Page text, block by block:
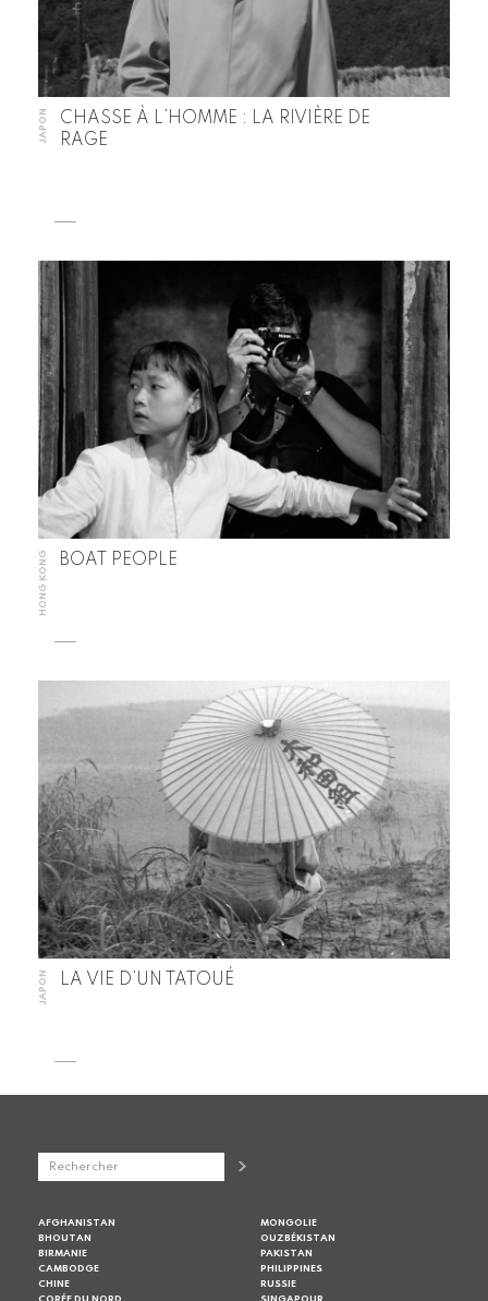
JAPON
CHASSE À L’HOMME : LA RIVIÈRE DE
RAGE
HONG KONG BOAT PEOPLE
JAPON LA VIE D’UN TATOUÉ
AFGHANISTAN
BHOUTAN
BIRMANIE
CAMBODGE
CHINE
MONGOLIE
OUZBÉKISTAN
PAKISTAN
PHILIPPINES
RUSSIE